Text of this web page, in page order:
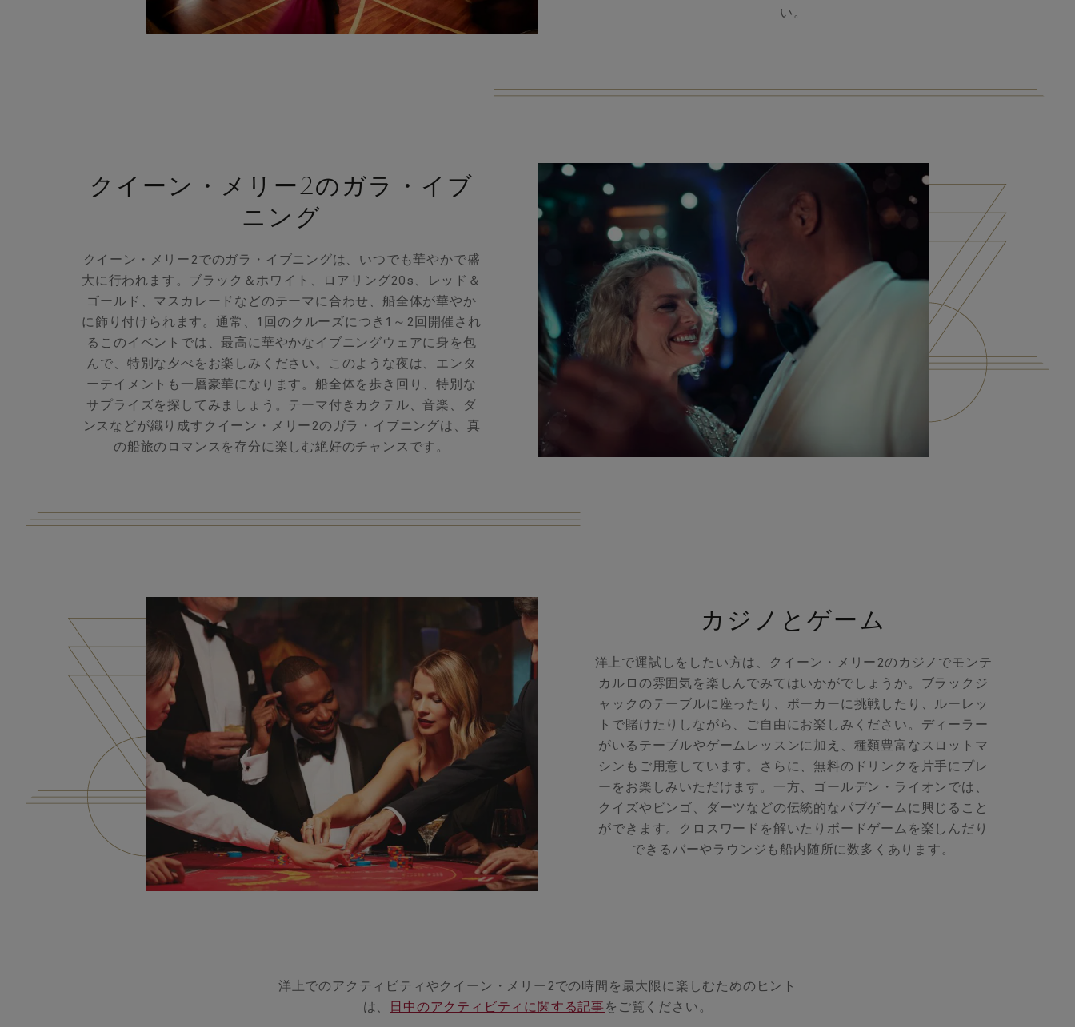
い。
クイーン・メリー2のガラ・イブ
ニング
クイーン・メリー2でのガラ・イブニングは、いつでも華やかで盛
大に行われます。ブラック＆ホワイト、ロアリング20s、レッド＆
ゴールド、マスカレードなどのテーマに合わせ、船全体が華やか
に飾り付けられます。通常、1回のクルーズにつき1～2回開催され
るこのイベントでは、最高に華やかなイブニングウェアに身を包
んで、特別な夕べをお楽しみください。このような夜は、エンタ
ーテイメントも一層豪華になります。船全体を歩き回り、特別な
サプライズを探してみましょう。テーマ付きカクテル、音楽、ダ
ンスなどが織り成すクイーン・メリー2のガラ・イブニングは、真
の船旅のロマンスを存分に楽しむ絶好のチャンスです。
カジノとゲーム
洋上で運試しをしたい方は、クイーン・メリー2のカジノでモンテ
カルロの雰囲気を楽しんでみてはいかがでしょうか。ブラックジ
ャックのテーブルに座ったり、ポーカーに挑戦したり、ルーレッ
トで賭けたりしながら、ご自由にお楽しみください。ディーラー
がいるテーブルやゲームレッスンに加え、種類豊富なスロットマ
シンもご用意しています。さらに、無料のドリンクを片手にプレ
ーをお楽しみいただけます。一方、ゴールデン・ライオンでは、
クイズやビンゴ、ダーツなどの伝統的なパブゲームに興じること
ができます。クロスワードを解いたりボードゲームを楽しんだり
できるバーやラウンジも船内随所に数多くあります。
洋上でのアクティビティやクイーン・メリー2での時間を最大限に楽しむためのヒント
は、
日中のアクティビティに関する記事をご覧ください。